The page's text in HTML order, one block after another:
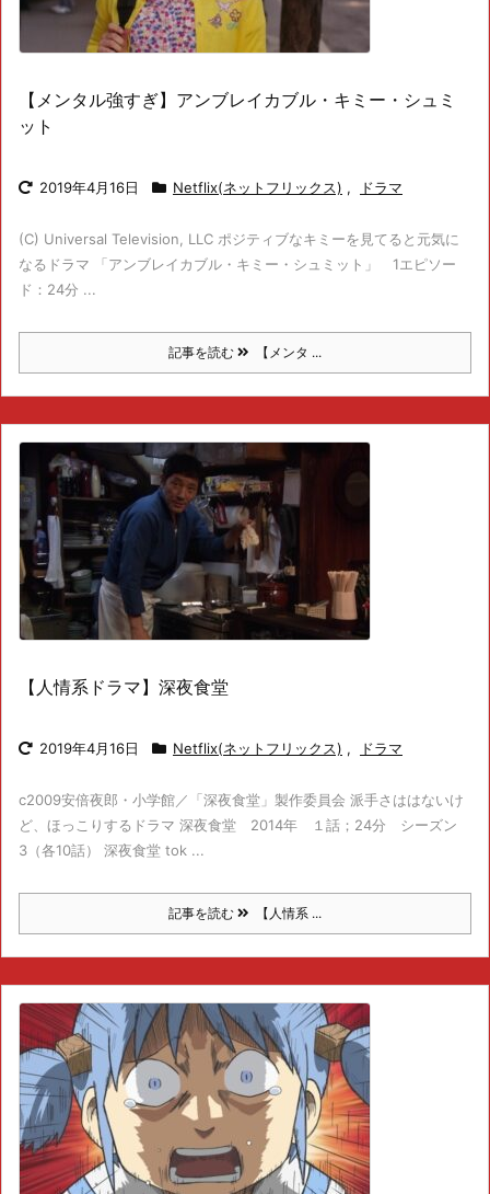
【メンタル強すぎ】アンブレイカブル・キミー・シュミ
ット
2019年4月16日 Netflix(ネットフリックス) , ドラマ
(C) Universal Television, LLC ポジティブなキミーを見てると元気に
なるドラマ 「アンブレイカブル・キミー・シュミット」 1エピソー
ド：24分 ...
記事を読む 【メンタ ...
【人情系ドラマ】深夜食堂
2019年4月16日 Netflix(ネットフリックス) , ドラマ
c2009安倍夜郎・小学館／「深夜食堂」製作委員会 派手さははないけ
ど、ほっこりするドラマ 深夜食堂 2014年 １話；24分 シーズン
3（各10話） 深夜食堂 tok ...
記事を読む 【人情系 ...